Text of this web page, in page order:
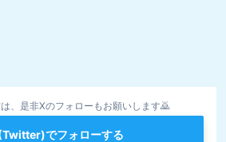
、是非Xのフォローもお願いします🙇
でフォローする